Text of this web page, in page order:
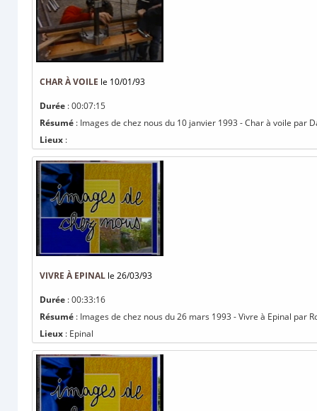
CHAR À VOILE le 10/01/93
Durée : 00:07:15
Résumé : Images de chez nous du 10 janvier 1993 - Char à voile par
Lieux :
VIVRE À EPINAL le 26/03/93
Durée : 00:33:16
Résumé : Images de chez nous du 26 mars 1993 - Vivre à Epinal par
Lieux : Epinal